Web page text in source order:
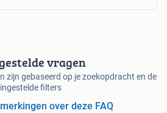
vragen
zijn gebaseerd op je zoekopdracht en de
ingestelde filters
over deze FAQ